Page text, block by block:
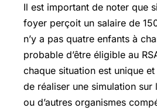
Il est important de noter que
foyer perçoit un salaire de
n’y a pas quatre enfants à
probable d’être éligible au
chaque situation est unique
de réaliser une simulation sur
ou d’autres organismes